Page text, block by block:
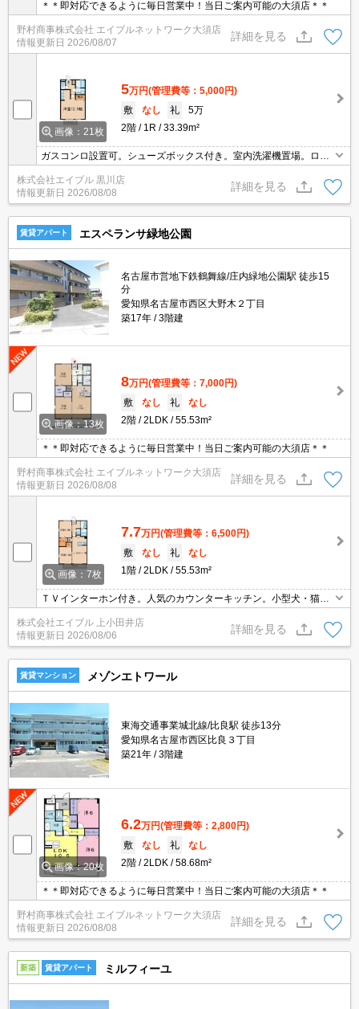
＊＊即対応できるように毎日営業中！当日ご案内可能の大須店＊＊
野村商事株式会社 エイブルネットワーク大須店
情報更新日 2026/08/07
詳細を見る
画像：21枚
5万円(管理費等：5,000円)
敷
なし 礼
5万
2階
1R 33.39m²
ガスコンロ設置可。シューズボックス付き。室内洗濯機置場。ロフ
ト付き。インターネットWi-Fi接続無料。
株式会社エイブル 黒川店
情報更新日 2026/08/08
詳細を見る
賃貸アパート エスペランサ緑地公園
名古屋市営地下鉄鶴舞線/庄内緑地公園駅 徒歩15
分
愛知県名古屋市西区大野木２丁目
築17年
3階建
画像：13枚
8万円(管理費等：7,000円)
敷
なし 礼
なし
2階
2LDK 55.53m²
＊＊即対応できるように毎日営業中！当日ご案内可能の大須店＊＊
野村商事株式会社 エイブルネットワーク大須店
情報更新日 2026/08/08
詳細を見る
画像：7枚
7.7万円(管理費等：6,500円)
敷
なし 礼
なし
1階
2LDK 55.53m²
ＴＶインターホン付き。人気のカウンターキッチン。小型犬・猫計
2匹まで飼育可。
株式会社エイブル 上小田井店
情報更新日 2026/08/06
詳細を見る
賃貸マンション メゾンエトワール
東海交通事業城北線/比良駅 徒歩13分
愛知県名古屋市西区比良３丁目
築21年
3階建
画像：20枚
6.2万円(管理費等：2,800円)
敷
なし 礼
なし
2階
2LDK 58.68m²
＊＊即対応できるように毎日営業中！当日ご案内可能の大須店＊＊
野村商事株式会社 エイブルネットワーク大須店
情報更新日 2026/08/08
詳細を見る
新築 賃貸アパート ミルフィーユ